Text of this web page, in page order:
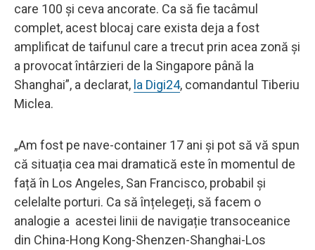
care 100 și ceva ancorate. Ca să fie tacâmul
complet, acest blocaj care exista deja a fost
amplificat de taifunul care a trecut prin acea zonă și
a provocat întârzieri de la Singapore până la
Shanghai”, a declarat, la Digi24, comandantul Tiberiu
Miclea.
„Am fost pe nave-container 17 ani și pot să vă spun
că situația cea mai dramatică este în momentul de
față în Los Angeles, San Francisco, probabil și
celelalte porturi. Ca să înțelegeți, să facem o
analogie a acestei linii de navigație transoceanice
din China-Hong Kong-Shenzen-Shanghai-Los